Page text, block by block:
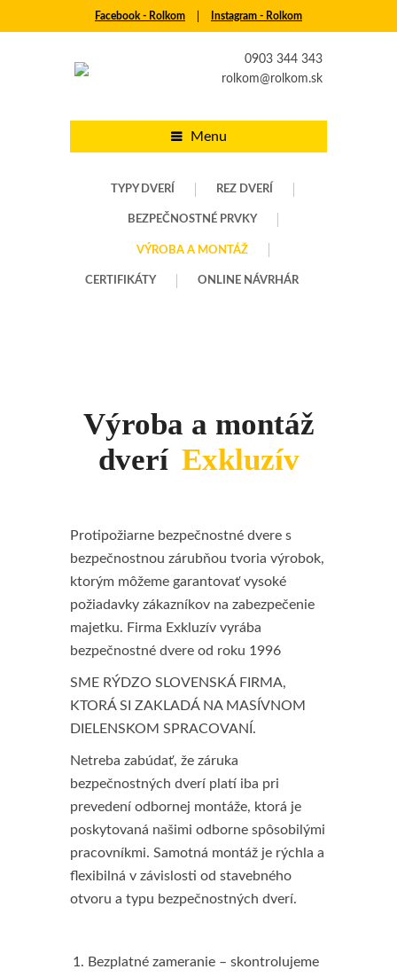
Facebook - Rolkom Instagram - Rolkom
0903 344 343
rolkom@rolkom.sk
Menu
TYPY DVERÍ REZ DVERÍ
BEZPEČNOSTNÉ PRVKY
VÝROBA A MONTÁŽ
CERTIFIKÁTY ONLINE NÁVRHÁR
Výroba a montáž
dverí Exkluzív
Protipožiarne bezpečnostné dvere s
bezpečnostnou zárubňou tvoria výrobok,
ktorým môžeme garantovať vysoké
požiadavky zákazníkov na zabezpečenie
majetku. Firma Exkluzív vyrába
bezpečnostné dvere od roku 1996
SME RÝDZO SLOVENSKÁ FIRMA,
KTORÁ SI ZAKLADÁ NA MASÍVNOM
DIELENSKOM SPRACOVANÍ.
Netreba zabúdať, že záruka
bezpečnostných dverí platí iba pri
prevedení odbornej montáže, ktorá je
poskytovaná našimi odborne spôsobilými
pracovníkmi. Samotná montáž je rýchla a
flexibilná v závislosti od stavebného
otvoru a typu bezpečnostných dverí.
Bezplatné zameranie – skontrolujeme